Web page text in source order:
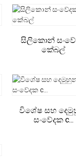
සිලිකොන්
කේබල්
විශේෂ සහ
සංවේදක c...